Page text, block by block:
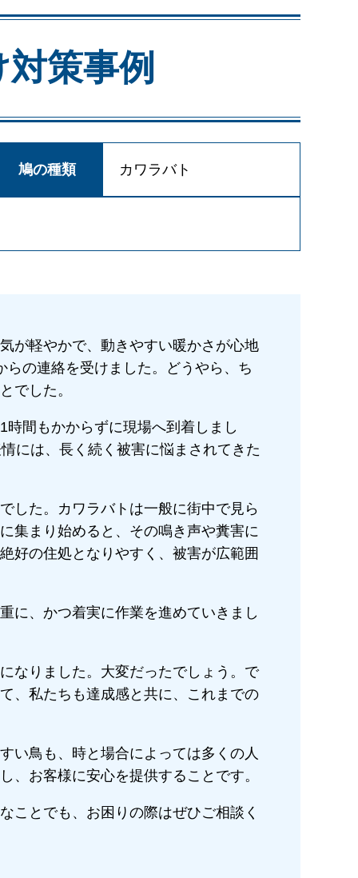
策事例
鳩の種類 カワラバト
が軽やかで、動きやすい暖かさが心地
の連絡を受けました。どうやら、ち
でした。
間もかからずに現場へ到着しまし
には、長く続く被害に悩まされてきた
した。カワラバトは一般に街中で見ら
集まり始めると、その鳴き声や糞害に
好の住処となりやすく、被害が広範囲
に、かつ着実に作業を進めていきまし
なりました。大変だったでしょう。で
、私たちも達成感と共に、これまでの
い鳥も、時と場合によっては多くの人
、お客様に安心を提供することです。
ことでも、お困りの際はぜひご相談く